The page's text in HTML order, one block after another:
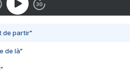
de partir"
de là"